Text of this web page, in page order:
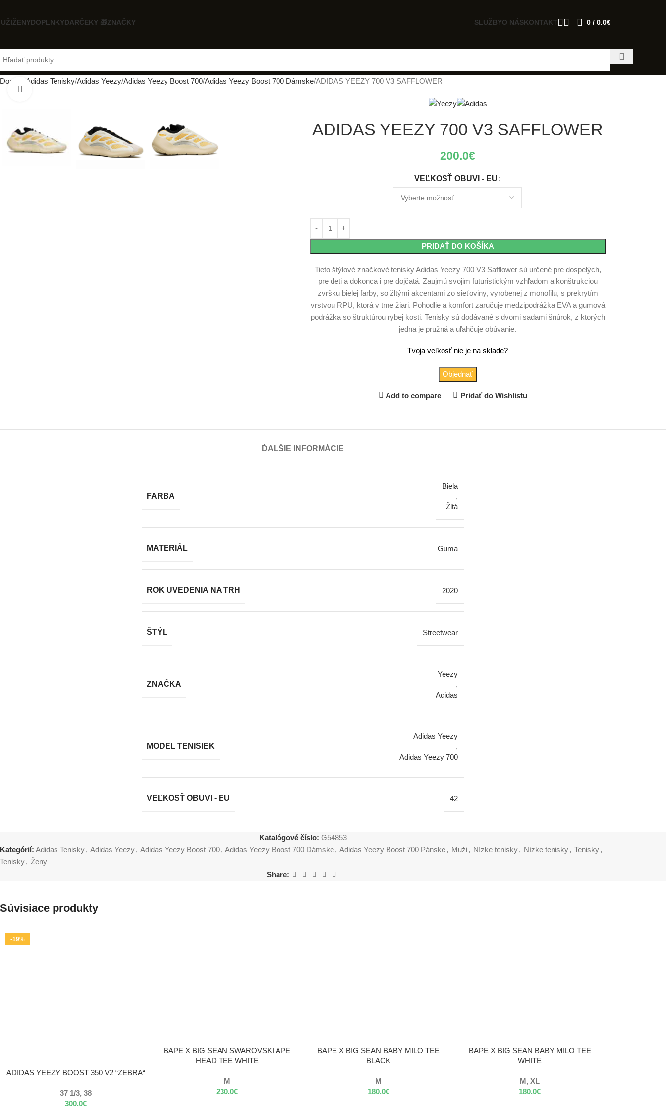
ŽENYDOPLNKYDARČEKY 🎁ZNAČKY SLUŽBYO NÁSKONTAKT 0 / 0.0€
Domov Adidas Tenisky Adidas Yeezy Adidas Yeezy Boost 700 Adidas Yeezy Boost 700 Dámske ADIDAS YEEZY 700 V3 SAFFLOWER
ADIDAS YEEZY 700 V3 SAFFLOWER
200.0€
VEĽKOSŤ OBUVI - EU
PRIDAŤ DO KOŠÍKA
Tieto štýlové značkové tenisky Adidas Yeezy 700 V3 Safflower sú určené pre dospelých,
pre deti a dokonca i pre dojčatá. Zaujmú svojim futuristickým vzhľadom a konštrukciou
zvršku bielej farby, so žltými akcentami zo sieťoviny, vyrobenej z monofilu, s prekrytím
vrstvou RPU, ktorá v tme žiari. Pohodlie a komfort zaručuje medzipodrážka EVA a gumová
podrážka so štruktúrou rybej kosti. Tenisky sú dodávané s dvomi sadami šnúrok, z ktorých
jedna je pružná a uľahčuje obúvanie.
Tvoja veľkosť nie je na sklade?
Objednať
Add to compare Pridať do Wishlistu
ĎALŠIE INFORMÁCIE
FARBA
Biela
,
Žltá
MATERIÁL Guma
ROK UVEDENIA NA TRH 2020
ŠTÝL Streetwear
ZNAČKA
Yeezy
,
Adidas
MODEL TENISIEK
Adidas Yeezy
,
Adidas Yeezy 700
VEĽKOSŤ OBUVI - EU 42
Katalógové číslo: G54853
Kategórií: Adidas Tenisky, Adidas Yeezy, Adidas Yeezy Boost 700, Adidas Yeezy Boost 700 Dámske, Adidas Yeezy Boost 700 Pánske, Muži, Nízke tenisky, Nízke tenisky, Tenisky,
Tenisky, Ženy
Share:
Súvisiace produkty
-19%
VÝBER MOŽNOSTÍ
ADIDAS YEEZY BOOST 350 V2 “ZEBRA“
37 1/3, 38
300.0€
VÝBER MOŽNOSTÍ
BAPE X BIG SEAN SWAROVSKI APE
HEAD TEE WHITE
M
230.0€
VÝBER MOŽNOSTÍ
BAPE X BIG SEAN BABY MILO TEE
BLACK
M
180.0€
VÝBER MOŽNOSTÍ
BAPE X BIG SEAN BABY MILO TEE
WHITE
M, XL
180.0€